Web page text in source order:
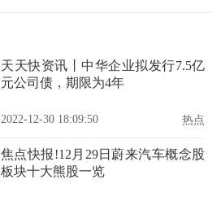
天天快资讯丨中华企业拟发行7.5亿
元公司债，期限为4年
2022-12-30 18:09:50 热点
焦点快报!12月29日蔚来汽车概念股
板块十大熊股一览